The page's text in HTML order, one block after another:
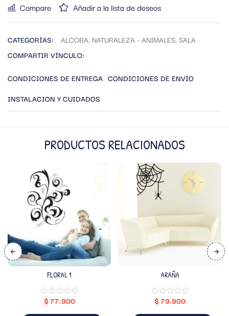
Compare Añadir a la lista de deseos
CATEGORÍAS: ALCOBA, NATURALEZA - ANIMALES, SALA
COMPARTIR VÍNCULO:
CONDICIONES DE ENTREGA CONDICIONES DE ENVÍO
INSTALACION Y CUIDADOS
PRODUCTOS RELACIONADOS
FLORAL 1
$77.900
ARAÑA
$79.900